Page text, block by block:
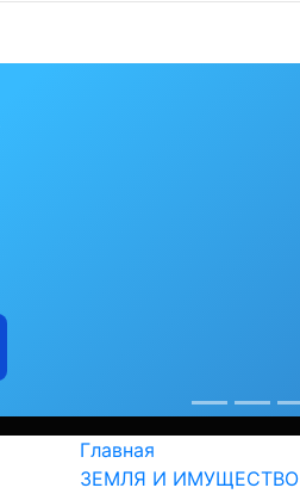
Главная
ЗЕМЛЯ И ИМУЩЕСТВО